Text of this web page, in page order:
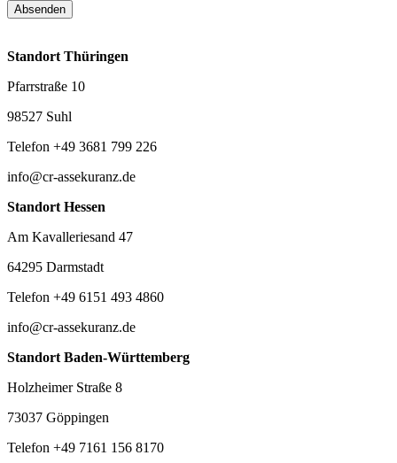
Absenden
Standort Thüringen
Pfarrstraße 10
98527 Suhl
Telefon +49 3681 799 226
info@cr-assekuranz.de
Standort Hessen
Am Kavalleriesand 47
64295 Darmstadt
Telefon +49 6151 493 4860
info@cr-assekuranz.de
Standort Baden-Württemberg
Holzheimer Straße 8
73037 Göppingen
Telefon +49 7161 156 8170